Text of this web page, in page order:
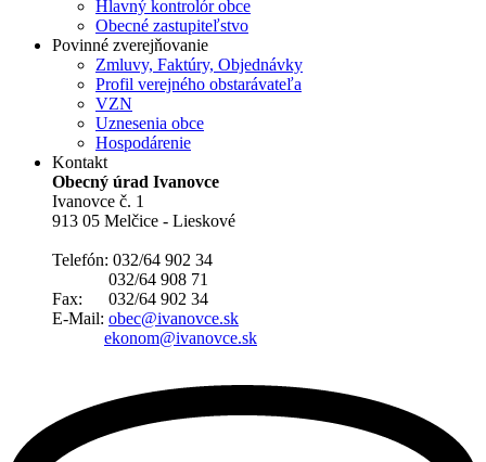
Hlavný kontrolór obce
Obecné zastupiteľstvo
Povinné zverejňovanie
Zmluvy, Faktúry, Objednávky
Profil verejného obstarávateľa
VZN
Uznesenia obce
Hospodárenie
Kontakt
Obecný úrad Ivanovce
Ivanovce č. 1
913 05 Melčice - Lieskové
Telefón: 032/64 902 34
032/64 908 71
Fax: 032/64 902 34
E-Mail: obec@ivanovce.sk
ekonom@ivanovce.sk